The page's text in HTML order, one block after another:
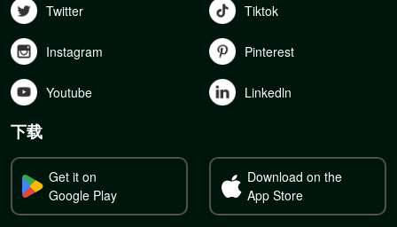
Twitter Tiktok
Instagram Pinterest
Youtube Linkedln
下载
Get it on
Google Play
Download on the
App Store